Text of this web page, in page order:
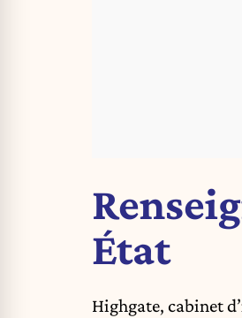
État
Highgate, cabinet